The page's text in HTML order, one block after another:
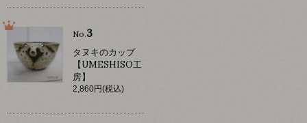
No.3
タヌキのカップ
【UMESHISO工
房】
2,860円(税込)